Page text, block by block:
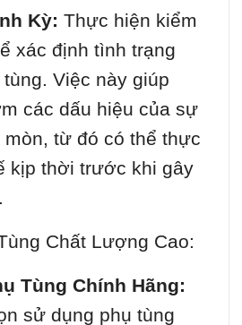
Kỳ: Thực hiện kiểm
xác định tình trạng
Việc này giúp
các dấu hiệu của sự
mòn, từ đó có thể thực
kịp thời trước khi gây
Chất Lượng Cao:
Tùng Chính Hãng:
sử dụng phụ tùng